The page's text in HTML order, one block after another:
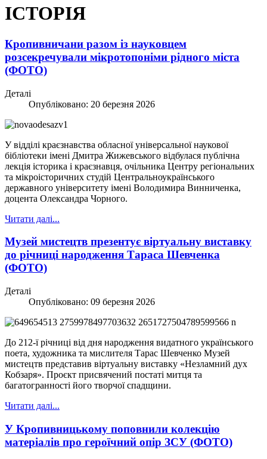
ІСТОРІЯ
Кропивничани разом із науковцем
розсекречували мікротопоніми рідного міста
(ФОТО)
Деталі
Опубліковано: 20 березня 2026
У відділі краєзнавства обласної універсальної наукової
бібліотеки імені Дмитра Жижевського відбулася публічна
лекція історика і краєзнавця, очільника Центру регіональних
та мікроісторичних студій Центральноукраїнського
державного університету імені Володимира Винниченка,
доцента Олександра Чорного.
Читати далі...
Музей мистецтв презентує віртуальну виставку
до річниці народження Тараса Шевченка
(ФОТО)
Деталі
Опубліковано: 09 березня 2026
До 212-ї річниці від дня народження видатного українського
поета, художника та мислителя Тарас Шевченко Музей
мистецтв представив віртуальну виставку «Незламний дух
Кобзаря». Проєкт присвячений постаті митця та
багатогранності його творчої спадщини.
Читати далі...
У Кропивницькому поповнили колекцію
матеріалів про героїчний опір ЗСУ (ФОТО)